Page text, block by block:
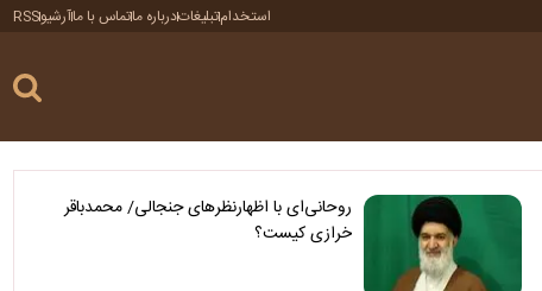
استخدامتبلیغاتدرباره ماتماس با ماآرشیوRSS
روحانی‌ای با اظهارنظرهای جنجالی/ محمدباقر
خرازی کیست؟